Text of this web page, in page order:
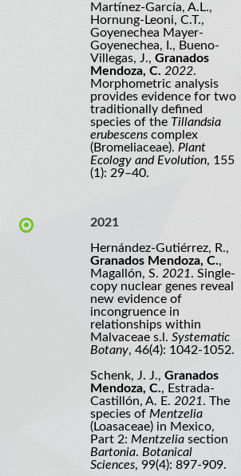
Martínez-García, A.L.,
Hornung-Leoni, C.T.,
Goyenechea Mayer-
Goyenechea, I., Bueno-
Villegas, J., Granados
Mendoza, C. 2022.
Morphometric analysis
provides evidence for two
traditionally defined
species of the Tillandsia
erubescens complex
(Bromeliaceae). Plant
Ecology and Evolution, 155
(1): 29–40.
2021
Hernández-Gutiérrez, R.,
Granados Mendoza, C.,
Magallón, S. 2021. Single-
copy nuclear genes reveal
new evidence of
incongruence in
relationships within
Malvaceae s.l. Systematic
Botany, 46(4): 1042-1052.
Schenk, J. J., Granados
Mendoza, C., Estrada-
Castillón, A. E. 2021. The
species of Mentzelia
(Loasaceae) in Mexico,
Part 2: Mentzelia section
Bartonia. Botanical
Sciences, 99(4): 897-909.